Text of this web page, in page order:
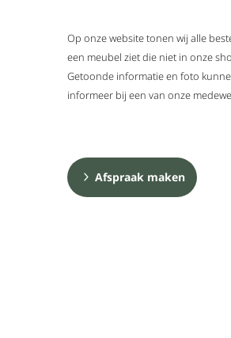
Op onze website tonen wij alle
een meubel ziet die niet in onze
Getoonde informatie en foto
informeer bij een van onze
Afspraak maken